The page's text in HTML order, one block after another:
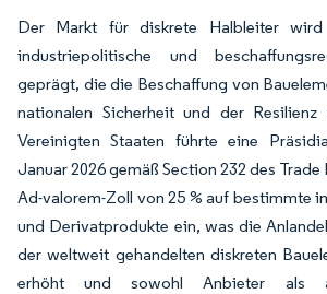
Der Markt für diskrete Halbleiter wird
industriepolitische und
geprägt, die die Beschaffung von
nationalen Sicherheit und der
Vereinigten Staaten führte eine
Januar 2026 gemäß Section 232 des
Ad-valorem-Zoll von 25 % auf bestimmte
und Derivatprodukte ein, was die
der weltweit gehandelten diskreten
erhöht und sowohl Anbieter als